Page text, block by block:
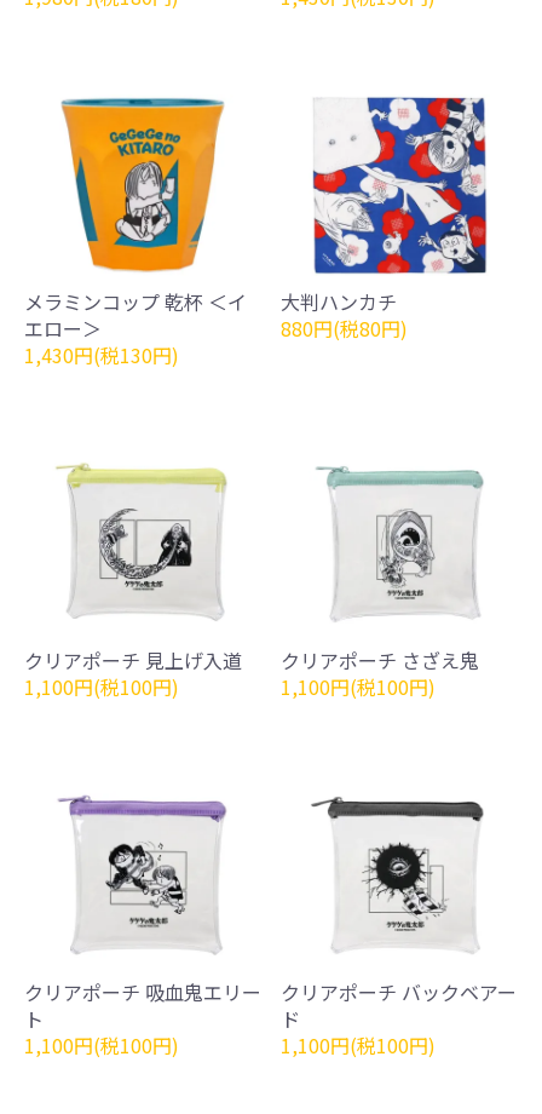
メラミンコップ 乾杯 ＜イ
エロー＞
1,430円(税130円)
大判ハンカチ
880円(税80円)
クリアポーチ 見上げ入道
1,100円(税100円)
クリアポーチ さざえ鬼
1,100円(税100円)
クリアポーチ 吸血鬼エリー
ト
1,100円(税100円)
クリアポーチ バックベアー
ド
1,100円(税100円)